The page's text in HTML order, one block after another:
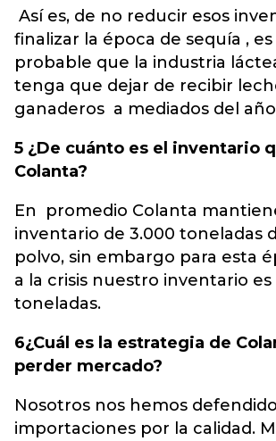
Así es, de no reducir esos
finalizar la época de sequía ,
probable que la industria
tenga que dejar de recibir
ganaderos a mediados del
5 ¿De cuánto es el inventario
Colanta?
En promedio Colanta
inventario de 3.000 toneladas
polvo, sin embargo para esta
a la crisis nuestro inventario es
toneladas.
6¿Cuál es la estrategia de
perder mercado?
Nosotros nos hemos
importaciones por la calidad.